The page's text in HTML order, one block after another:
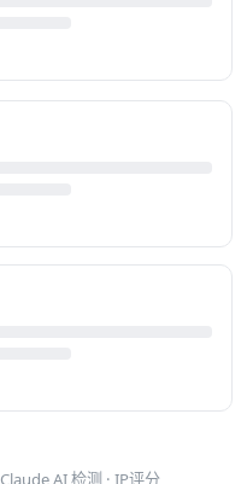
Claude AI 检测 · IP评分